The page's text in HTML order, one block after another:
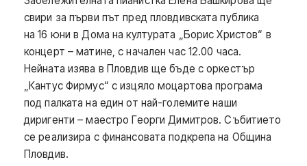
свири за първи път пред пловдивската публика
на 16 юни в Дома на културата „Борис Христов“ в
концерт – матине, с начален час 12.00 часа.
Нейната изява в Пловдив ще бъде с оркестър
„Кантус Фирмус“ с изцяло моцартова програма
под палката на един от най-големите наши
диригенти – маестро Георги Димитров. Събитието
се реализира с финансовата подкрепа на Община
Пловдив.